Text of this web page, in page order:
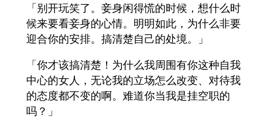
「别开玩笑了。妾身闲得慌的时候，想什么时
候来要看妾身的心情。明明如此，为什么非要
迎合你的安排。搞清楚自己的处境。」
「你才该搞清楚！为什么我周围有你这种自我
中心的女人，无论我的立场怎么改变、对待我
的态度都不变的啊。难道你当我是挂空职的
吗？」